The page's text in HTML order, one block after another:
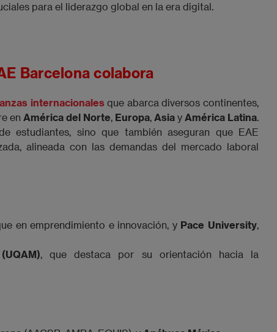
para el liderazgo global en la era digital.
Barcelona colabora
internacionales que abarca diversos continentes,
en América del Norte Europa Asia y América Latina
estudiantes, sino que también aseguran que EAE
alineada con las demandas del mercado laboral
en emprendimiento e innovación, y Pace University,
, que destaca por su orientación hacia la